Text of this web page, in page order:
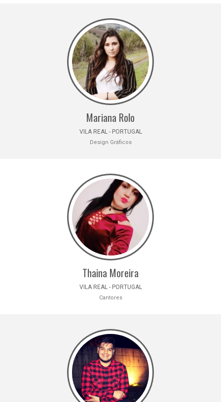
Mariana Rolo
VILA REAL - PORTUGAL
Design Gráficos
Thaina Moreira
VILA REAL - PORTUGAL
Cantores